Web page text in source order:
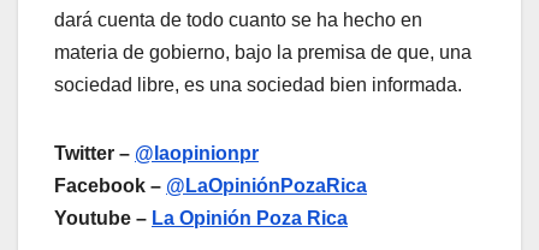
dará cuenta de todo cuanto se ha hecho en
materia de gobierno, bajo la premisa de que, una
sociedad libre, es una sociedad bien informada.
Twitter – @laopinionpr
Facebook – @LaOpiniónPozaRica
Youtube – La Opinión Poza Rica